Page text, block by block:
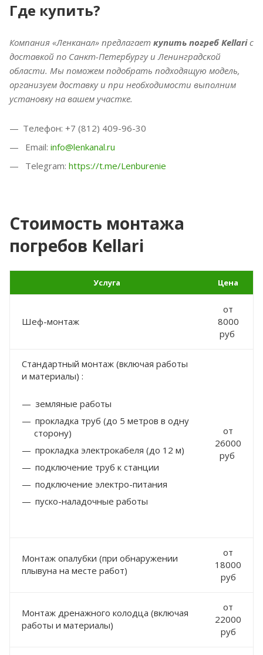
Где купить?
Компания «Ленканал» предлагает купить погреб Kellariс
доставкой по Санкт-Петербургу и Ленинградской
области. Мы поможем подобрать подходящую модель,
организуем доставку и при необходимости выполним
установку на вашем участке.
Телефон: +7 (812) 409-96-30
Email: info@lenkanal.ru
Telegram: https://t.me/Lenburenie
Стоимость монтажа
погребов Kellari
Услуга Цена
Шеф-монтаж
от
8000
руб
Стандартный монтаж (включая работы
и материалы) :
земляные работы
прокладка труб (до 5 метров в одну
сторону)
прокладка электрокабеля (до 12 м)
подключение труб к станции
подключение электро-питания
пуско-наладочные работы
от
26000
руб
Монтаж опалубки (при обнаружении
плывуна на месте работ)
от
18000
руб
Монтаж дренажного колодца (включая
работы и материалы)
от
22000
руб